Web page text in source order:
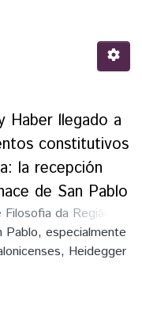
Haber llegado a
constitutivos
la recepción
de San Pablo
da Região
Cristi, Miguel
Pablo, especialmente
Heidegger
kairós,